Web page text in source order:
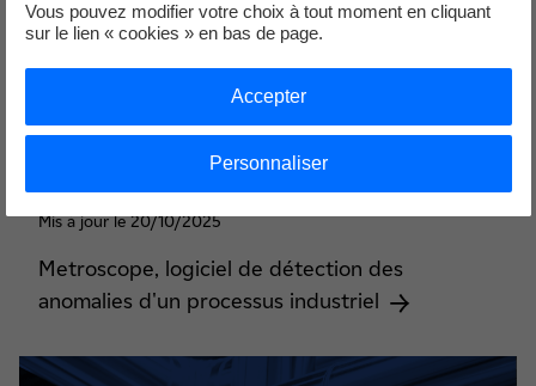
Mis à jour le 20/10/2025
Metroscope, logiciel de détection des
anomalies d'un processus industriel
Vous pouvez modifier votre choix à tout moment en cliquant
sur le lien « cookies » en bas de page.
Personnaliser
Accepter